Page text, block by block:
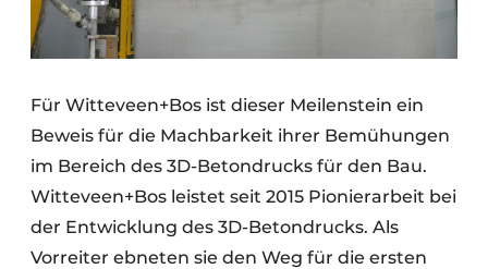
Für Witteveen+Bos ist dieser Meilenstein ein
Beweis für die Machbarkeit ihrer Bemühungen
im Bereich des 3D-Betondrucks für den Bau.
Witteveen+Bos leistet seit 2015 Pionierarbeit bei
der Entwicklung des 3D-Betondrucks. Als
Vorreiter ebneten sie den Weg für die ersten